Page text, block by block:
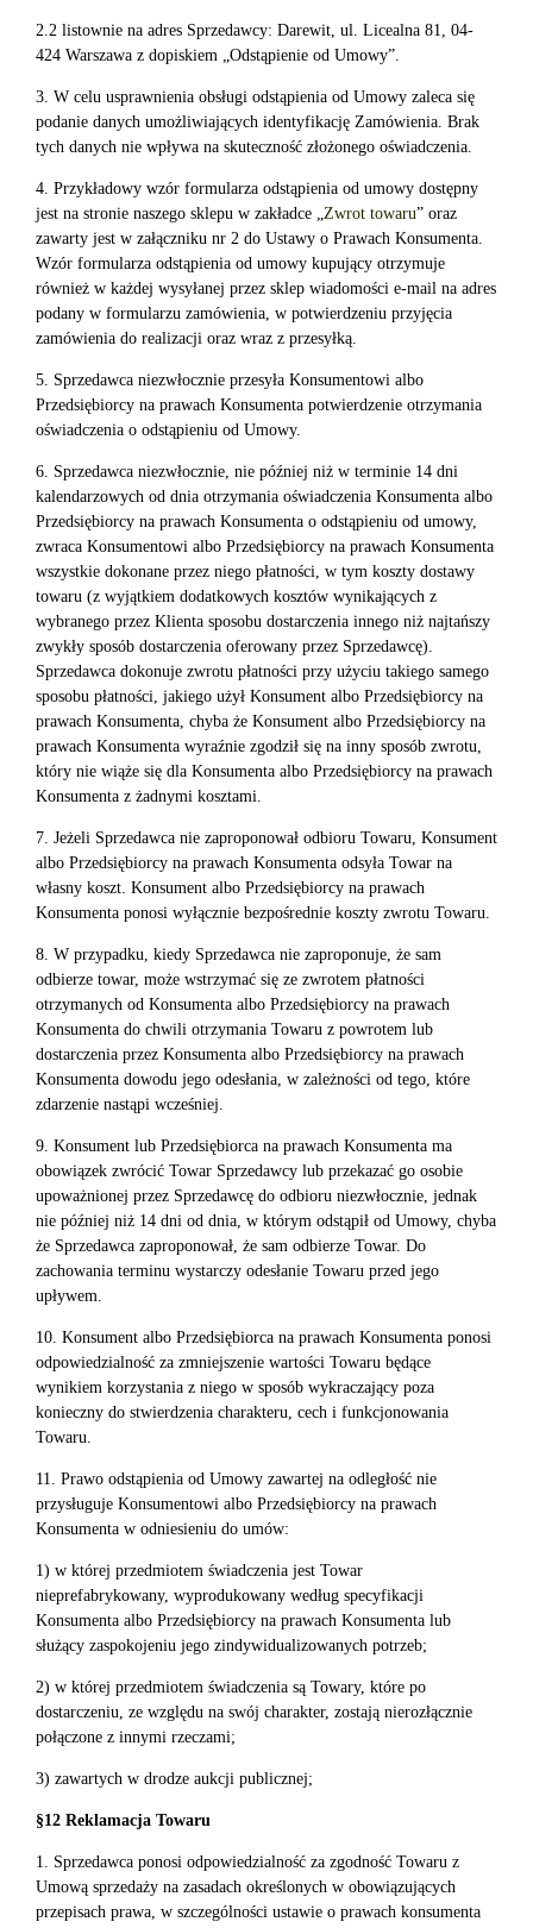
2.2 listownie na adres Sprzedawcy: Darewit, ul. Licealna 81, 04-
424 Warszawa z dopiskiem „Odstąpienie od Umowy”.
3. W celu usprawnienia obsługi odstąpienia od Umowy zaleca się
podanie danych umożliwiających identyfikację Zamówienia. Brak
tych danych nie wpływa na skuteczność złożonego oświadczenia.
4. Przykładowy wzór formularza odstąpienia od umowy dostępny
jest na stronie naszego sklepu w zakładce „Zwrot towaru” oraz
zawarty jest w załączniku nr 2 do Ustawy o Prawach Konsumenta.
Wzór formularza odstąpienia od umowy kupujący otrzymuje
również w każdej wysyłanej przez sklep wiadomości e-mail na adres
podany w formularzu zamówienia, w potwierdzeniu przyjęcia
zamówienia do realizacji oraz wraz z przesyłką.
5. Sprzedawca niezwłocznie przesyła Konsumentowi albo
Przedsiębiorcy na prawach Konsumenta potwierdzenie otrzymania
oświadczenia o odstąpieniu od Umowy.
6. Sprzedawca niezwłocznie, nie później niż w terminie 14 dni
kalendarzowych od dnia otrzymania oświadczenia Konsumenta albo
Przedsiębiorcy na prawach Konsumenta o odstąpieniu od umowy,
zwraca Konsumentowi albo Przedsiębiorcy na prawach Konsumenta
wszystkie dokonane przez niego płatności, w tym koszty dostawy
towaru (z wyjątkiem dodatkowych kosztów wynikających z
wybranego przez Klienta sposobu dostarczenia innego niż najtańszy
zwykły sposób dostarczenia oferowany przez Sprzedawcę).
Sprzedawca dokonuje zwrotu płatności przy użyciu takiego samego
sposobu płatności, jakiego użył Konsument albo Przedsiębiorcy na
prawach Konsumenta, chyba że Konsument albo Przedsiębiorcy na
prawach Konsumenta wyraźnie zgodził się na inny sposób zwrotu,
który nie wiąże się dla Konsumenta albo Przedsiębiorcy na prawach
Konsumenta z żadnymi kosztami.
7. Jeżeli Sprzedawca nie zaproponował odbioru Towaru, Konsument
albo Przedsiębiorcy na prawach Konsumenta odsyła Towar na
własny koszt. Konsument albo Przedsiębiorcy na prawach
Konsumenta ponosi wyłącznie bezpośrednie koszty zwrotu Towaru.
8. W przypadku, kiedy Sprzedawca nie zaproponuje, że sam
odbierze towar, może wstrzymać się ze zwrotem płatności
otrzymanych od Konsumenta albo Przedsiębiorcy na prawach
Konsumenta do chwili otrzymania Towaru z powrotem lub
dostarczenia przez Konsumenta albo Przedsiębiorcy na prawach
Konsumenta dowodu jego odesłania, w zależności od tego, które
zdarzenie nastąpi wcześniej.
9. Konsument lub Przedsiębiorca na prawach Konsumenta ma
obowiązek zwrócić Towar Sprzedawcy lub przekazać go osobie
upoważnionej przez Sprzedawcę do odbioru niezwłocznie, jednak
nie później niż 14 dni od dnia, w którym odstąpił od Umowy, chyba
że Sprzedawca zaproponował, że sam odbierze Towar. Do
zachowania terminu wystarczy odesłanie Towaru przed jego
upływem.
10. Konsument albo Przedsiębiorca na prawach Konsumenta ponosi
odpowiedzialność za zmniejszenie wartości Towaru będące
wynikiem korzystania z niego w sposób wykraczający poza
konieczny do stwierdzenia charakteru, cech i funkcjonowania
Towaru.
11. Prawo odstąpienia od Umowy zawartej na odległość nie
przysługuje Konsumentowi albo Przedsiębiorcy na prawach
Konsumenta w odniesieniu do umów:
1) w której przedmiotem świadczenia jest Towar
nieprefabrykowany, wyprodukowany według specyfikacji
Konsumenta albo Przedsiębiorcy na prawach Konsumenta lub
służący zaspokojeniu jego zindywidualizowanych potrzeb;
2) w której przedmiotem świadczenia są Towary, które po
dostarczeniu, ze względu na swój charakter, zostają nierozłącznie
połączone z innymi rzeczami;
3) zawartych w drodze aukcji publicznej;
§12 Reklamacja Towaru
1. Sprzedawca ponosi odpowiedzialność za zgodność Towaru z
Umową sprzedaży na zasadach określonych w obowiązujących
przepisach prawa, w szczególności ustawie o prawach konsumenta